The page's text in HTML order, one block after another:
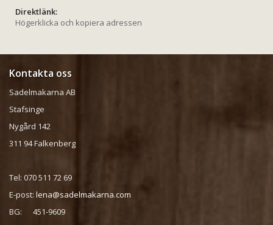
Direktlänk:
Högerklicka och kopiera adressen
Kontakta oss
Sadelmakarna AB
Stafsinge
Nygård 142
311 94 Falkenberg
Tel: 070 511 72 69
E-post: lena@sadelmakarna.com
BG: 451-9609